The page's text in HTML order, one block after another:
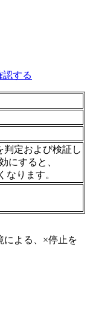
認する
判定および検証し
にすると、
なります。
よる、×停止を